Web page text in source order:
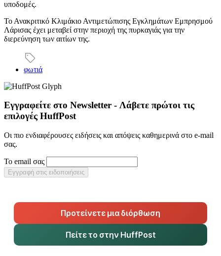
υποδομές.
Το Ανακριτικό Κλιμάκιο Αντιμετώπισης Εγκλημάτων Εμπρησμού
Λάρισας έχει μεταβεί στην περιοχή της πυρκαγιάς για την
διερεύνηση των αιτίων της.
φωτιά
Εγγραφείτε στο Newsletter - Λάβετε πρώτοι τις
επιλογές HuffPost
Οι πιο ενδιαφέρουσες ειδήσεις και απόψεις καθημερινά στο e-mail
σας.
Το email σας
Εγγραφή στις ειδοποιήσεις
Προτείνετε μια διόρθωση
Πείτε το στην HuffPost